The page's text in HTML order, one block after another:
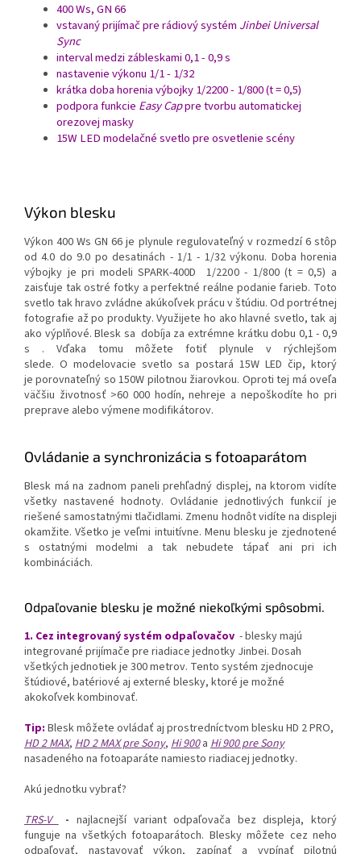
400 Ws, GN 66
vstavaný prijímač pre rádiový systém Jinbei Universal
Sync
interval medzi zábleskami 0,1 - 0,9 s
nastavenie výkonu 1/1 - 1/32
krátka doba horenia výbojky 1/2200 - 1/800 (t = 0,5)
podpora funkcie Easy Cappre tvorbu automatickej
orezovej masky
15W LED modelačné svetlo pre osvetlenie scény
Výkon blesku
Výkon 400 Ws GN 66 je plynule regulovateľný v rozmedzí 6 stôp
od 4.0 do 9.0 po desatinách - 1/1 - 1/32 výkonu. Doba horenia
výbojky je pri modeli SPARK-400D 1/2200 - 1/800 (t = 0,5) a
zaisťuje tak ostré fotky a perfektné reálne podanie farieb. Toto
svetlo tak hravo zvládne akúkoľvek prácu v štúdiu. Od portrétnej
fotografie až po produkty. Využijete ho ako hlavné svetlo, tak aj
ako výplňové. Blesk sa dobíja za extrémne krátku dobu 0,1 - 0,9
s . Vďaka tomu môžete fotiť plynule v rýchlejšom
slede. O modelovacie svetlo sa postará 15W LED čip, ktorý
je porovnateľný so 150W pilotnou žiarovkou. Oproti tej má oveľa
väčšiu životnosť >60 000 hodín, nehreje a nepoškodíte ho pri
preprave alebo výmene modifikátorov.
Ovládanie a synchronizácia s fotoaparátom
Blesk má na zadnom paneli prehľadný displej, na ktorom vidíte
všetky nastavené hodnoty. Ovládanie jednotlivých funkcií je
riešené samostatnými tlačidlami. Zmenu hodnôt vidíte na displeji
okamžite. Všetko je veľmi intuitívne. Menu blesku je zjednotené
s ostatnými modelmi a tak nebudete tápať ani pri ich
kombináciách.
Odpaľovanie blesku je možné niekoľkými spôsobmi.
1. Cez integrovaný systém odpaľovačov - blesky majú
integrované prijímače pre riadiace jednotky Jinbei. Dosah
všetkých jednotiek je 300 metrov. Tento systém zjednocuje
štúdiové, batériové aj externé blesky, ktoré je možné
akokoľvek kombinovať.
Tip: Blesk môžete ovládať aj prostredníctvom blesku HD 2 PRO,
HD 2 MAX, HD 2 MAX pre Sony, Hi 900a Hi 900 pre Sony
nasadeného na fotoaparáte namiesto riadiacej jednotky.
Akú jednotku vybrať?
TRS-V - najlacnejší variant odpaľovača bez displeja, ktorý
funguje na všetkých fotoaparátoch. Blesky môžete cez neho